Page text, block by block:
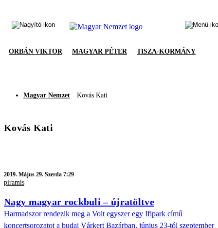
ORBÁN VIKTOR MAGYAR PÉTER TISZA-KORMÁNY
Magyar Nemzet Kovás Kati
Kovás Kati
2019. Május 29. Szerda 7:29
piramis
Nagy magyar rockbuli – újratöltve
Harmadszor rendezik meg a Volt egyszer egy Ifipark című
koncertsorozatot a budai Várkert Bazárban, június 23-tól szeptember